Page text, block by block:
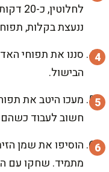
ננעצת בקלות,
סננו את תפוחי
הבישול.
מעכו היטב את
חשוב לעבוד
הוסיפו את שמן
מתמיד. שחקו עם